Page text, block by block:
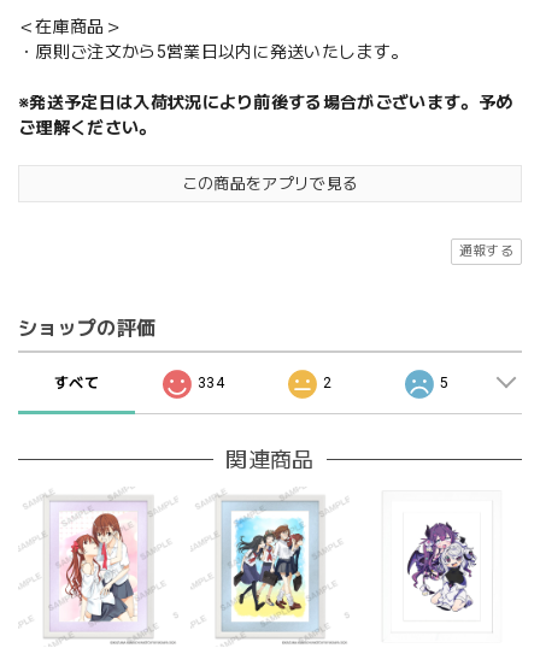
＜在庫商品＞
・原則ご注文から5営業日以内に発送いたします。
※発送予定日は入荷状況により前後する場合がございます。予め
ご理解ください。
この商品をアプリで見る
通報する
ショップの評価
すべて 334 2 5
関連商品